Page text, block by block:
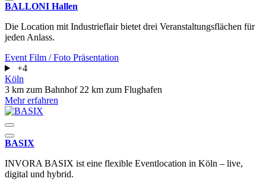
BALLONI Hallen
Die Location mit Industrieflair bietet drei Veranstaltungsflächen für
jeden Anlass.
Event Film / Foto Präsentation
+4
Köln
3 km zum Bahnhof 22 km zum Flughafen
Mehr erfahren
BASIX
INVORA BASIX ist eine flexible Eventlocation in Köln – live,
digital und hybrid.